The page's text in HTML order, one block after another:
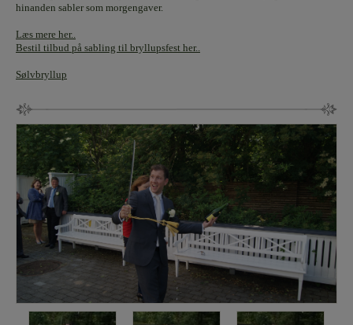
hinanden sabler som morgengaver.
Læs mere her..
Bestil tilbud på sabling til bryllupsfest her..
Sølvbryllup